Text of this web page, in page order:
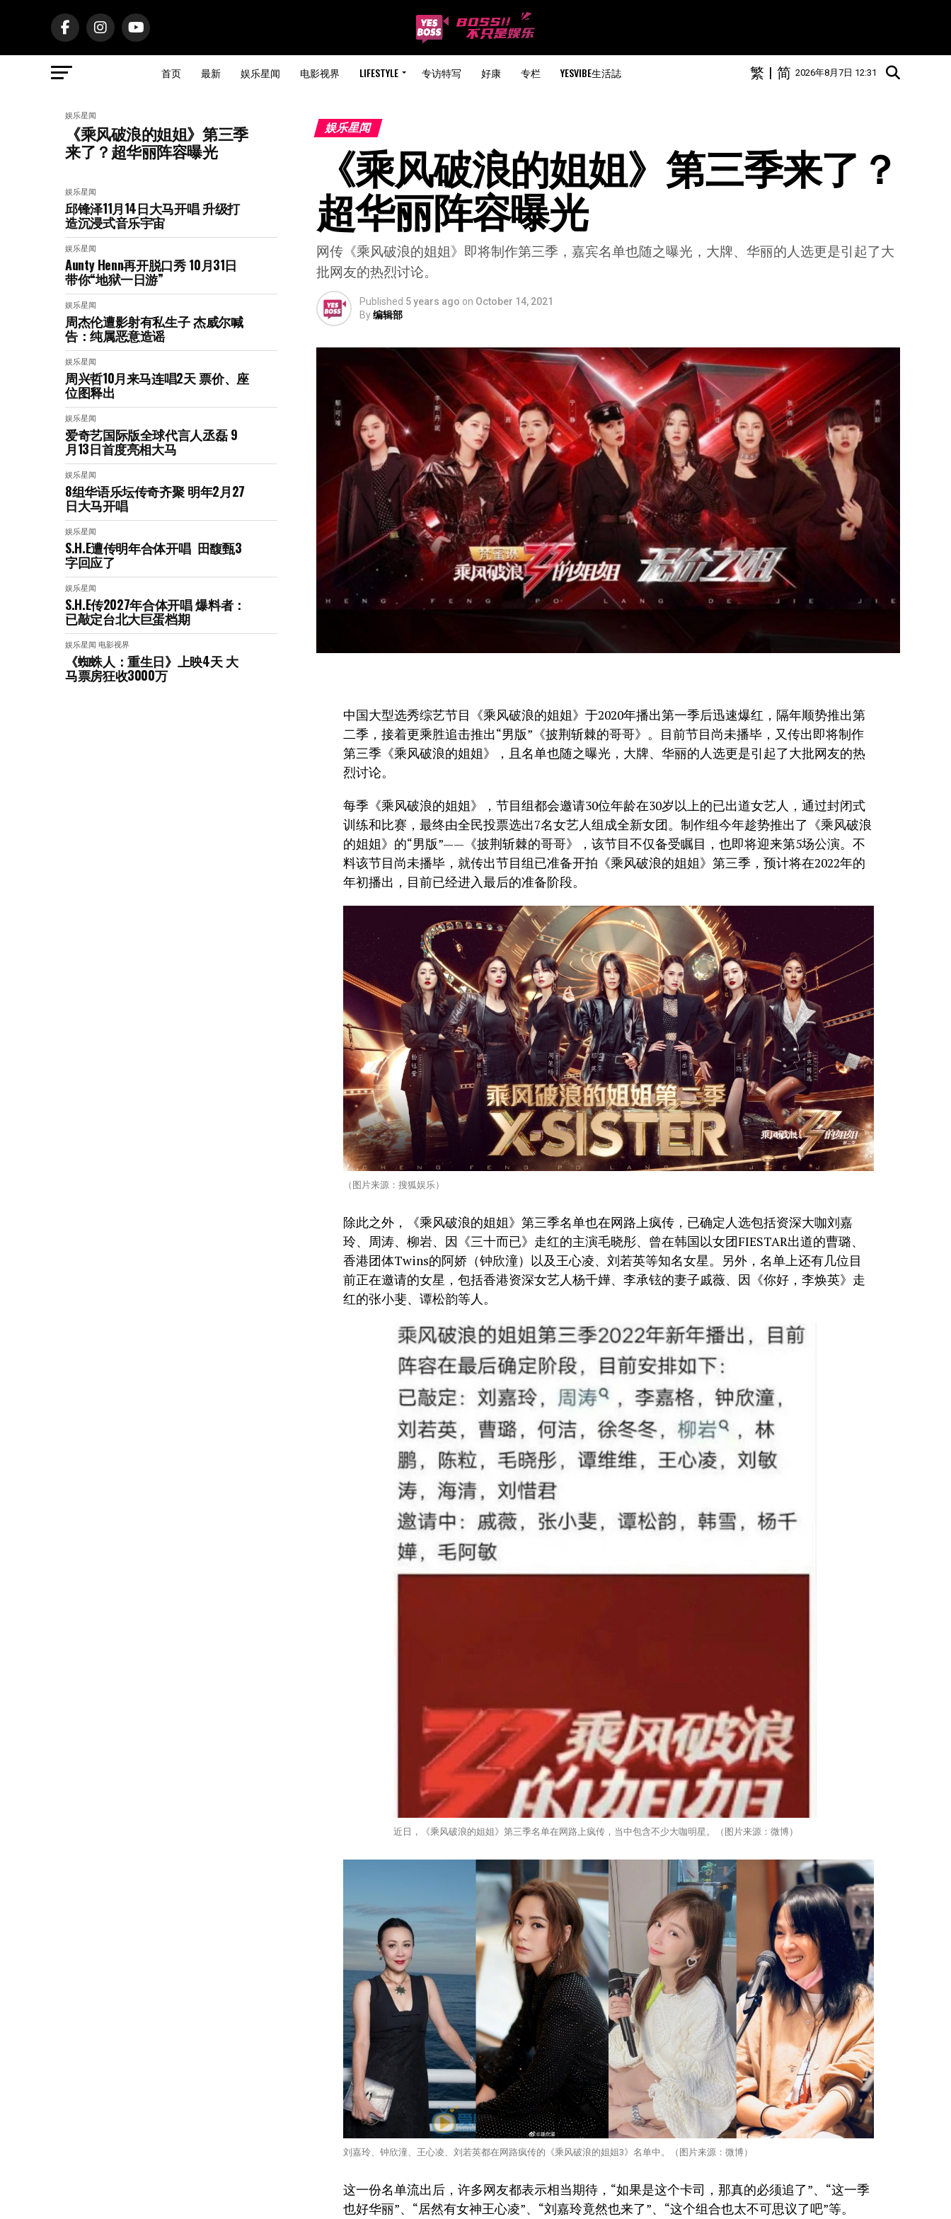
首页 最新 娱乐星闻 电影视界 LIFESTYLE 专访特写 好康 专栏 YESVIBE生活誌 2026年8月7日 12:31
简
|
繁
娱乐星闻
《乘风破浪的姐姐》第三季
来了？超华丽阵容曝光
娱乐星闻
邱锋泽11月14日大马开唱 升级打
造沉浸式音乐宇宙
娱乐星闻
Aunty Henn再开脱口秀 10月31日
带你“地狱一日游”
娱乐星闻
周杰伦遭影射有私生子 杰威尔喊
告：纯属恶意造谣
娱乐星闻
周兴哲10月来马连唱2天 票价、座
位图释出
娱乐星闻
爱奇艺国际版全球代言人丞磊 9
月13日首度亮相大马
娱乐星闻
8组华语乐坛传奇⻬聚 明年2月27
日大马开唱
娱乐星闻
S.H.E遭传明年合体开唱 田馥甄3
字回应了
娱乐星闻
S.H.E传2027年合体开唱 爆料者：
已敲定台北大巨蛋档期
娱乐星闻 电影视界
《蜘蛛人：重生日》上映4天 大
马票房狂收3000万
娱乐星闻
《乘风破浪的姐姐》第三季来了？
超华丽阵容曝光
网传《乘风破浪的姐姐》即将制作第三季，嘉宾名单也随之曝光，大牌、华丽的人选更是引起了大
批网友的热烈讨论。
Published 5 years ago on October 14, 2021
By编辑部
中国大型选秀综艺节目《乘风破浪的姐姐》于2020年播出第一季后迅速爆红，隔年顺势推出第
二季，接着更乘胜追击推出“男版”《披荆斩棘的哥哥》。目前节目尚未播毕，又传出即将制作
第三季《乘风破浪的姐姐》，且名单也随之曝光，大牌、华丽的人选更是引起了大批网友的热
烈讨论。
每季《乘风破浪的姐姐》，节目组都会邀请30位年龄在30岁以上的已出道女艺人，通过封闭式
训练和比赛，最终由全民投票选出7名女艺人组成全新女团。制作组今年趁势推出了《乘风破浪
的姐姐》的“男版”——《披荆斩棘的哥哥》，该节目不仅备受瞩目，也即将迎来第5场公演。不
料该节目尚未播毕，就传出节目组已准备开拍《乘风破浪的姐姐》第三季，预计将在2022年的
年初播出，目前已经进入最后的准备阶段。
（图片来源：搜狐娱乐）
除此之外，《乘风破浪的姐姐》第三季名单也在网路上疯传，已确定人选包括资深大咖刘嘉
玲、周涛、柳岩、因《三十而已》走红的主演毛晓彤、曾在韩国以女团FIESTAR出道的曹璐、
香港团体Twins的阿娇（钟欣潼）以及王心凌、刘若英等知名女星。另外，名单上还有几位目
前正在邀请的女星，包括香港资深女艺人杨千嬅、李承铉的妻子戚薇、因《你好，李焕英》走
红的张小斐、谭松韵等人。
近日，《乘风破浪的姐姐》第三季名单在网路上疯传，当中包含不少大咖明星。（图片来源：微博）
刘嘉玲、钟欣潼、王心凌、刘若英都在网路疯传的《乘风破浪的姐姐3》名单中。（图片来源：微博）
这一份名单流出后，许多网友都表示相当期待，“如果是这个卡司，那真的必须追了”、“这一季
也好华丽”、“居然有女神王心凌”、“刘嘉玲竟然也来了”、“这个组合也太不可思议了吧”等。